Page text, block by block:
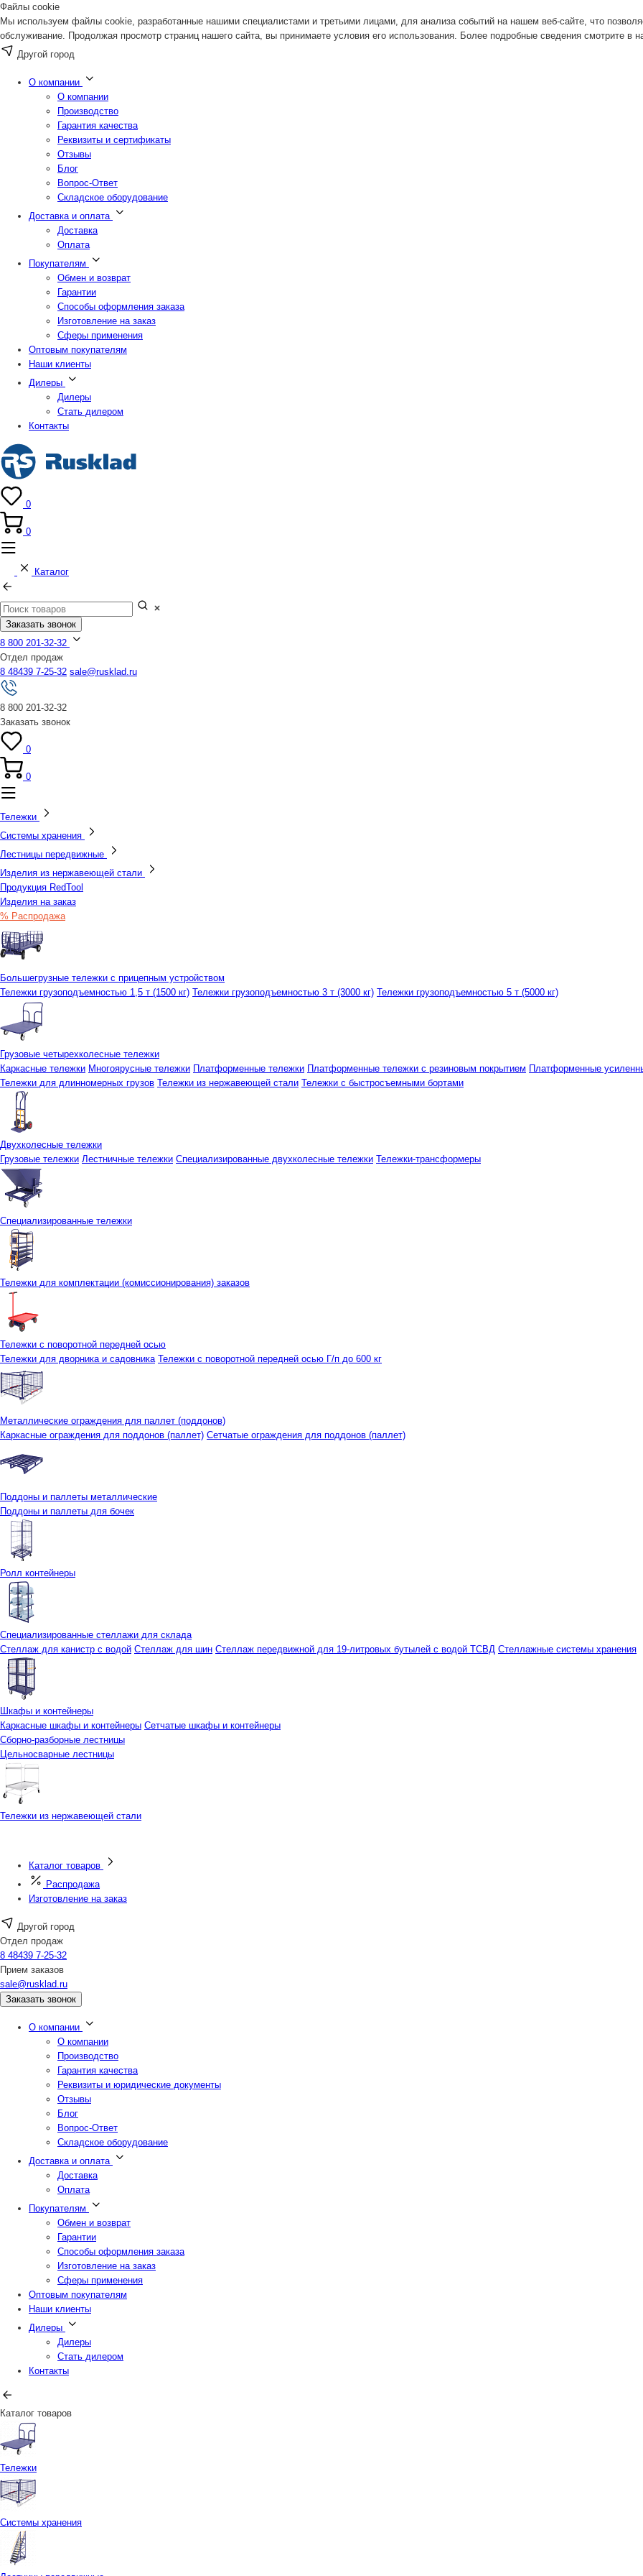
Файлы cookie
Мы используем файлы cookie, разработанные нашими специалистами и третьими лицами, для анализа событий на нашем веб-сайте, что
обслуживание. Продолжая просмотр страниц нашего сайта, вы принимаете условия его использования. Более подробные сведения смотрите в
Другой город
О компании
О компании
Производство
Гарантия качества
Реквизиты и сертификаты
Отзывы
Блог
Вопрос-Ответ
Складское оборудование
Доставка и оплата
Доставка
Оплата
Покупателям
Обмен и возврат
Гарантии
Способы оформления заказа
Изготовление на заказ
Сферы применения
Оптовым покупателям
Наши клиенты
Дилеры
Дилеры
Стать дилером
Контакты
0
0
Каталог
Заказать звонок
8 800 201-32-32
Отдел продаж
8 48439 7-25-32 sale@rusklad.ru
8 800 201-32-32
Заказать звонок
0
0
Тележки
Системы хранения
Лестницы передвижные
Изделия из нержавеющей стали
Продукция RedTool
Изделия на заказ
% Распродажа
Большегрузные тележки с прицепным устройством
Тележки грузоподъемностью 1,5 т (1500 кг) Тележки грузоподъемностью 3 т (3000 кг) Тележки грузоподъемностью 5 т (5000 кг)
Грузовые четырехколесные тележки
Каркасные тележки Многоярусные тележки Платформенные тележки Платформенные тележки с резиновым покрытием Платформенные
Тележки для длинномерных грузов Тележки из нержавеющей стали Тележки с быстросъемными бортами
Двухколесные тележки
Грузовые тележки Лестничные тележки Специализированные двухколесные тележки Тележки-трансформеры
Специализированные тележки
Тележки для комплектации (комиссионирования) заказов
Тележки с поворотной передней осью
Тележки для дворника и садовника Тележки с поворотной передней осью Г/п до 600 кг
Металлические ограждения для паллет (поддонов)
Каркасные ограждения для поддонов (паллет) Сетчатые ограждения для поддонов (паллет)
Поддоны и паллеты металлические
Поддоны и паллеты для бочек
Ролл контейнеры
Специализированные стеллажи для склада
Стеллаж для канистр с водой Стеллаж для шин Стеллаж передвижной для 19-литровых бутылей с водой ТСВД Стеллажные системы хранения
Шкафы и контейнеры
Каркасные шкафы и контейнеры Сетчатые шкафы и контейнеры
Сборно-разборные лестницы
Цельносварные лестницы
Тележки из нержавеющей стали
Каталог товаров
Распродажа
Изготовление на заказ
Другой город
Отдел продаж
8 48439 7-25-32
Прием заказов
sale@rusklad.ru
Заказать звонок
О компании
О компании
Производство
Гарантия качества
Реквизиты и юридические документы
Отзывы
Блог
Вопрос-Ответ
Складское оборудование
Доставка и оплата
Доставка
Оплата
Покупателям
Обмен и возврат
Гарантии
Способы оформления заказа
Изготовление на заказ
Сферы применения
Оптовым покупателям
Наши клиенты
Дилеры
Дилеры
Стать дилером
Контакты
Каталог товаров
Тележки
Системы хранения